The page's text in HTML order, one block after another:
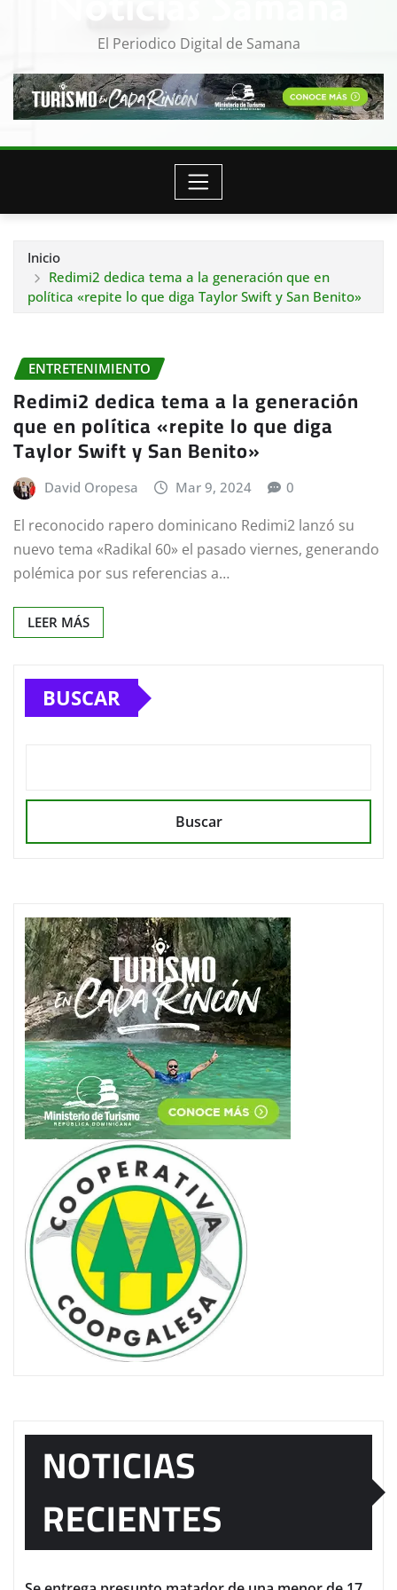
El Periodico Digital de Samana
Inicio
Redimi2 dedica tema a la generación que en
política «repite lo que diga Taylor Swift y San Benito»
ENTRETENIMIENTO
Redimi2 dedica tema a la generación
que en política «repite lo que diga
Taylor Swift y San Benito»
David Oropesa Mar 9, 2024 0
El reconocido rapero dominicano Redimi2 lanzó su
nuevo tema «Radikal 60» el pasado viernes, generando
polémica por sus referencias a…
LEER MÁS
BUSCAR
Buscar
NOTICIAS
RECIENTES